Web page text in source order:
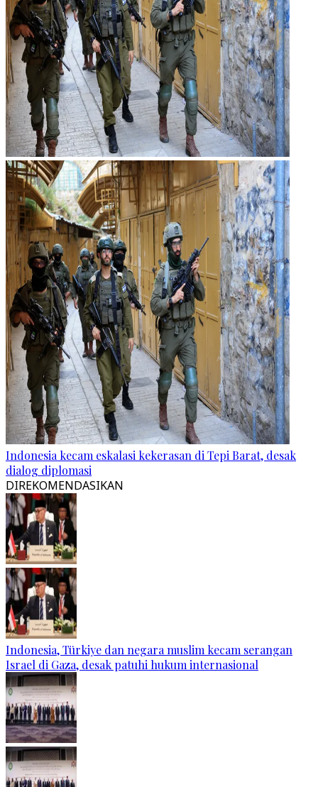
Indonesia kecam eskalasi kekerasan di Tepi Barat, desak
dialog diplomasi
DIREKOMENDASIKAN
Indonesia, Türkiye dan negara muslim kecam serangan
Israel di Gaza, desak patuhi hukum internasional